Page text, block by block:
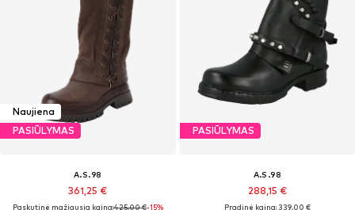
Naujiena
PASIŪLYMAS
A.S.98
361,25 €
Paskutinė mažiausia kaina:425,00 €-15%
PASIŪLYMAS
A.S.98
288,15 €
Pradinė kaina: 339,00 €